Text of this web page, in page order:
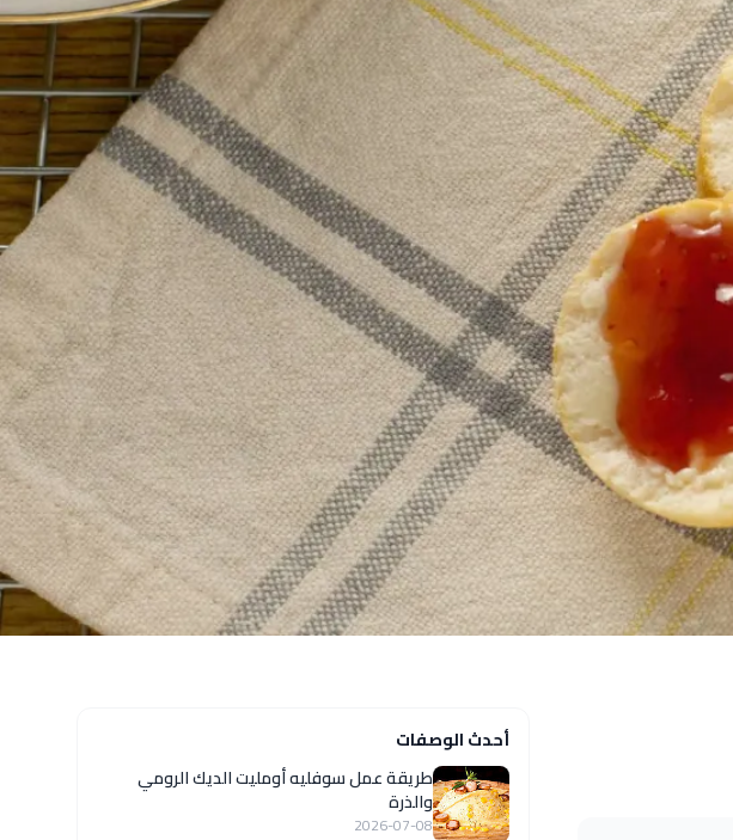
أحدث الوصفات
طريقة عمل سوفليه أومليت الديك الرومي
والذرة
2026-07-08